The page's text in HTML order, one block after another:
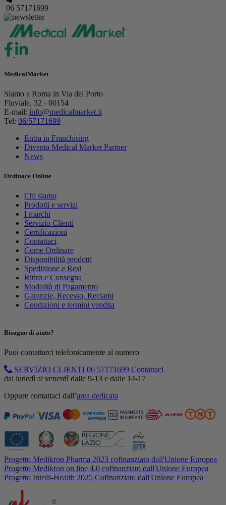
06 57171699
MedicalMarket
Siamo a Roma in Via del Porto
Fluviale, 32 - 00154
E-mail: info@medicalmarket.it
Tel: 06/57171699
Entra in Franchising
Diventa Medical Market Partner
News
Ordinare Online
Chi siamo
Prodotti e servizi
I marchi
Servizio Clienti
Certificazioni
Contattaci
Come Ordinare
Disponibilità prodotti
Spedizione e Resi
Ritiro e Consegna
Modalità di Pagamento
Garanzie, Recesso, Reclami
Condizioni e termini vendita
Bisogno di aiuto?
Puoi contattarci telefonicamente al numero
SERVIZIO CLIENTI 06 57171699 Contattaci
dal lunedì al venerdì dalle 9-13 e dalle 14-17
Oppure contattaci dall’area dedicata
Progetto Medikron Pharma 2023 cofinanziato dall'Unione Europea
Progetto Medikron on line 4.0 cofinanziato dall'Unione Europea
Progetto Intelli-Health 2025 Cofinanziato dall'Unione Europea